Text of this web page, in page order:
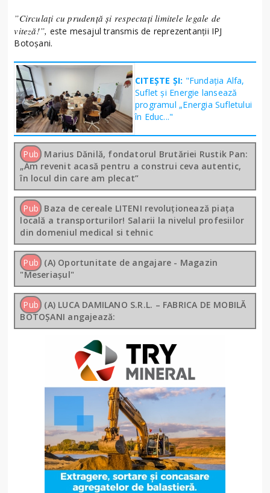
”Circulați cu prudență și respectați limitele legale de
viteză!”, este mesajul transmis de reprezentanții IPJ
Botoșani.
CITEȘTE ȘI: "Fundația Alfa,
Suflet și Energie lansează
programul „Energia Sufletului
în Educ..."
Pub Marius Dănilă, fondatorul Brutăriei Rustik Pan:
„Am revenit acasă pentru a construi ceva autentic,
în locul din care am plecat”
Pub Baza de cereale LITENI revoluționează piața
locală a transporturilor! Salarii la nivelul profesiilor
din domeniul medical si tehnic
Pub (A) Oportunitate de angajare - Magazin
"Meseriașul"
Pub (A) LUCA DAMILANO S.R.L. – FABRICA DE MOBILĂ
BOTOȘANI angajează: